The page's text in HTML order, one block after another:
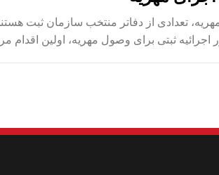
ثبتی برای وصول مهریه، اولین